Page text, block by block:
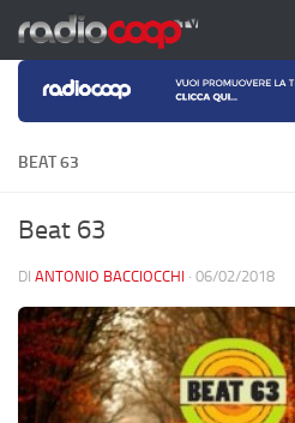
Salta al contenuto
BEAT 63
Beat 63
DI ANTONIO BACCIOCCHI · 06/02/2018